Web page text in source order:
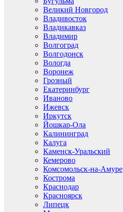
Великий Новгород
Владивосток
Владикавказ
Владимир
Волгоград
Волгодонск
Вологда
Воронеж
Грозный
Екатеринбург
Иваново
Ижевск
Иркутск
Йошкар-Ола
Калининград
Калуга
Каменск-Уральский
Кемерово
Комсомольск-на-Амуре
Кострома
Краснодар
Красноярск
Липецк